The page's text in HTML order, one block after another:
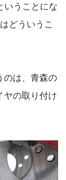
いうことにな
どういうこ
のは、青森の
ヤの取り付け